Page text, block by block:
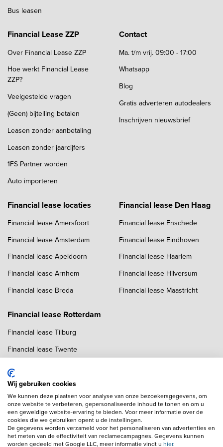
Bus leasen
Financial Lease ZZP
Over Financial Lease ZZP
Hoe werkt Financial Lease
ZZP?
Veelgestelde vragen
(Geen) bijtelling betalen
Leasen zonder aanbetaling
Leasen zonder jaarcijfers
1FS Partner worden
Auto importeren
Contact
Ma. t/m vrij. 09:00 - 17:00
Whatsapp
Blog
Gratis adverteren autodealers
Inschrijven nieuwsbrief
Financial lease locaties
Financial lease Amersfoort
Financial lease Amsterdam
Financial lease Apeldoorn
Financial lease Arnhem
Financial lease Breda
Financial lease Den Haag
Financial lease Enschede
Financial lease Eindhoven
Financial lease Haarlem
Financial lease Hilversum
Financial lease Maastricht
Financial lease Rotterdam
Financial lease Tilburg
Financial lease Twente
Financial lease Utrecht
Financial lease Zwolle
Wij gebruiken cookies
We kunnen deze plaatsen voor analyse van onze bezoekersgegevens, om
onze website te verbeteren, gepersonaliseerde inhoud te tonen en om u
een geweldige website-ervaring te bieden. Voor meer informatie over de
cookies die we gebruiken opent u de instellingen.
De gegevens worden verzameld voor het personaliseren van advertenties en
het meten van de effectiviteit van reclamecampagnes. Gegevens kunnen
worden gedeeld met Google LLC, meer informatie vindt u hier.